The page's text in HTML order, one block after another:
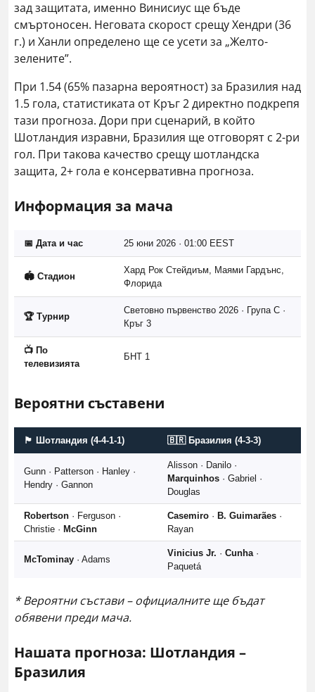
зад защитата, именно Винисиус ще бъде
смъртоносен. Неговата скорост срещу Хендри (36
г.) и Ханли определено ще се усети за „Желто-
зелените”.
При 1.54 (65% пазарна вероятност) за Бразилия над
1.5 гола, статистиката от Кръг 2 директно подкрепя
тази прогноза. Дори при сценарий, в който
Шотландия изравни, Бразилия ще отговорят с 2-ри
гол. При такова качество срещу шотландска
защита, 2+ гола е консервативна прогноза.
Информация за мача
📅 Дата и час 25 юни 2026 · 01:00 EEST
🏟️ Стадион
Хард Рок Стейдиъм, Маями Гардънс,
Флорида
🏆 Турнир
Световно първенство 2026 · Група C ·
Кръг 3
📺 По
телевизията
БНТ 1
Вероятни съставени
🏴󠁧󠁢󠁳󠁣󠁴󠁿 Шотландия (4-4-1-1) 🇧🇷 Бразилия (4-3-3)
Gunn · Patterson · Hanley ·
Hendry · Gannon
Alisson · Danilo ·
Marquinhos · Gabriel ·
Douglas
Robertson · Ferguson ·
Christie · McGinn
Casemiro · B. Guimarães ·
Rayan
McTominay · Adams
Vinicius Jr. · Cunha·
Paquetá
* Вероятни състави – официалните ще бъдат
обявени преди мача.
Нашата прогноза: Шотландия –
Бразилия